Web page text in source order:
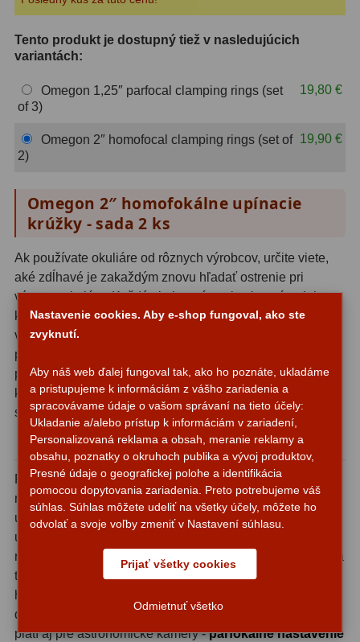
S mriežkou6
Ostatné
Barlow
Filtre182
Slnečné43
CLS a UHC
Širokopásmové
OIII21
Hβ4
SII2
Planetárne7
Farebné66
Astro príslušenstvo175
Tento produkt je dostupný tiež v nasledujúcich
variantách:
Omegon 1,25″ parfocal clamping rings (set
of 3)
19,80 €
Omegon 2″ homofocal clamping rings (set of
2)
19,90 €
Omegon 2″ homofokálne upínacie
krúžky - sada 2 ks
Ak používate okuliáre od rôznych výrobcov, určite viete,
aké zdĺhavé je zakaždým znovu hľadať ostrenie pri
výmene okulára. Každý okular má svoju vlastnú polohu, v
ktorej je obraz ostrý, a tieto polohy sa môžu navzájom
výrazne líšiť.
problém elegantne a trvalo riešia - umožňujú zosúladiť
polohy ostrenia viacerých okuliarov alebo astronomickej
kamery tak, aby ste pri ich výmene nemuseli vôbec
siahnuť na ostridlo.
Ako homofokálne krúžky fungujú
Princíp je jednoduchý a overený: na každý okular
navlečiete jeden krúžok hrúbky 5 mm a pomocou dvoch
upínacích skrutiek ho pevne zaistíte. Skrutky sú
umiestnené pod uhlom 120° od seba, čo zaručuje
rovnomerné a symetrické uchytenie bez rizika poškodenia
tela okulára. Keď potom každý okular nasadíte do
hviezdneho uhlopriečnika alebo fokusátora, všetky budú
dosahovať ostrenie v rovnakej polohe posuvníka. To isté
platí aj pre astronomické kamery -parfokálne nastavenie
Nastavenie cookies. Aby e-shop fungoval, ako ste
zvyknutí.
Aby náš web ďalej fungoval tak, ako ho poznáte, ukladáme
a pristupujeme k informáciám z vášho zariadenia a
spracovávame údaje o vašom správaní na tieto účely:
Ukladanie a/alebo prístup k informáciám v zariadení,
Personalizovaná reklama a obsah, meranie reklamy a
obsahu, poznatky o okruhoch publika a vývoj produktov,
Presné údaje o geografickej polohe a identifikácia
pomocou dopytovania zariadenia. Preto potrebujeme váš
súhlas. Súhlas môžete udeliť na všetky účely, môžete ho
odvolať a svoje voľby zmeniť v Nastavení súhlasu.
Prijať všetky cookies
Odmietnuť všetko